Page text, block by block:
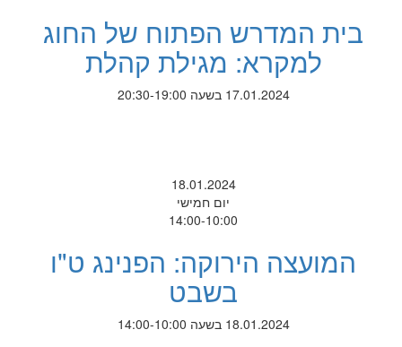
בית המדרש הפתוח של החוג
למקרא: מגילת קהלת
17.01.2024 בשעה 20:30-19:00
18.01.2024
יום חמישי
14:00-10:00
המועצה הירוקה: הפנינג ט"ו
בשבט
18.01.2024 בשעה 14:00-10:00